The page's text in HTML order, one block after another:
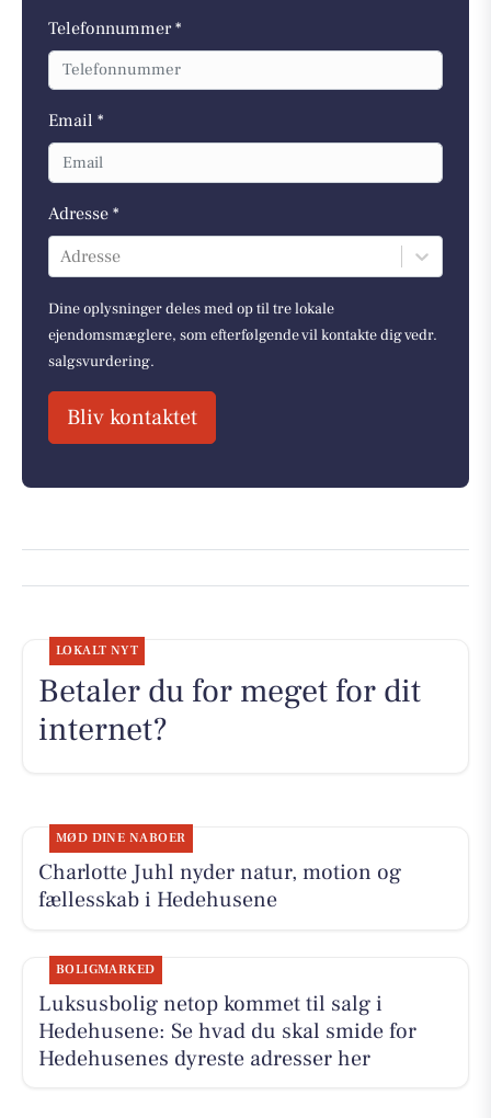
Telefonnummer *
Email *
Adresse *
Adresse
Dine oplysninger deles med op til tre lokale
ejendomsmæglere, som efterfølgende vil kontakte dig vedr.
salgsvurdering.
Bliv kontaktet
LOKALT NYT
Betaler du for meget for dit
internet?
MØD DINE NABOER
Charlotte Juhl nyder natur, motion og
fællesskab i Hedehusene
BOLIGMARKED
Luksusbolig netop kommet til salg i
Hedehusene: Se hvad du skal smide for
Hedehusenes dyreste adresser her